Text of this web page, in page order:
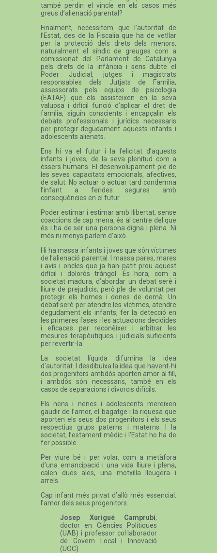
també perdin el vincle en els casos més
greus d’alienació parental?
Finalment, necessitem que l’autoritat de
l’Estat, des de la Fiscalia que ha de vetllar
per la protecció dels drets dels menors,
naturalment el síndic de greuges com a
comissionat del Parlament de Catalunya
pels drets de la infància i sens dubte el
Poder Judicial, jutges i magistrats
responsables dels Jutjats de Família,
assessorats pels equips de psicologia
(EATAF) que els assisteixen en la seva
valuosa i difícil funció d’aplicar el dret de
família, siguin conscients i encapçalin els
debats professionals i jurídics necessaris
per protegir degudament aquests infants i
adolescents alienats.
Ens hi va el futur i la felicitat d’aquests
infants i joves, de la seva plenitud com a
éssers humans. El desenvolupament ple de
les seves capacitats emocionals, afectives,
de salut. No actuar o actuar tard condemna
l’infant a ferides segures amb
conseqüències en el futur.
Poder estimar i estimar amb llibertat, sense
coaccions de cap mena, és al centre del que
és i ha de ser una persona digna i plena. Ni
més ni menys parlem d’això.
Hi ha massa infants i joves que són víctimes
de l’alienació parental. I massa pares, mares
i avis i oncles que ja han patit prou aquest
difícil i dolorós tràngol. És hora, com a
societat madura, d’abordar un debat serè i
lliure de prejudicis, però ple de voluntat per
protegir els homes i dones de demà. Un
debat serè per atendre les víctimes, atendre
degudament els infants, fer la detecció en
les primeres fases i les actuacions decidides
i eficaces per reconèixer i arbitrar les
mesures terapèutiques i judicials suficients
per revertir-la.
La societat líquida difumina la idea
d’autoritat. I desdibuixa la idea que havent-hi
dos progenitors ambdós aporten amor al fill,
i ambdós són necessaris, també en els
casos de separacions i divorcis difícils.
Els nens i nenes i adolescents mereixen
gaudir de l’amor, el bagatge i la riquesa que
aporten els seus dos progenitors i els seus
respectius grups paterns i materns. I la
societat, l’estament mèdic i l’Estat ho ha de
fer possible.
Per viure bé i per volar, com a metàfora
d’una emancipació i una vida lliure i plena,
calen dues ales, una motxilla lleugera i
arrels.
Cap infant més privat d’allò més essencial:
l’amor dels seus progenitors.
Josep Xurigué Camprubí,
doctor en Ciències Polítiques
(UAB) i professor col·laborador
de Govern Local i Innovació
(UOC)